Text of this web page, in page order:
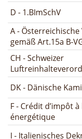
D - 1.BImSchV
A -
gemäß Art.15a B-
CH - Schweizer
DK - Dänische
F - Crédit d’impôt
énergétique
I - Italienisches